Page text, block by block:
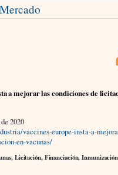
a mejorar las condiciones de
2020
vaccines-europe-insta-a-
en-vacunas/
Licitación, Financiación, Inmunización